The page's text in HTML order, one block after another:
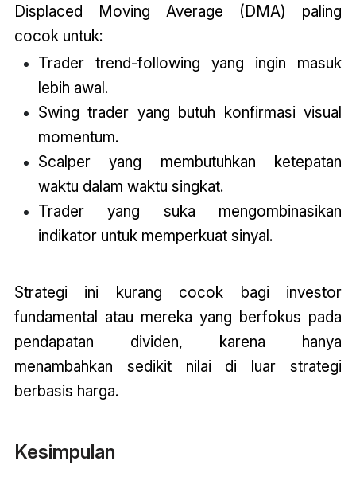
Displaced Moving Average (DMA) paling
cocok untuk:
Trader trend-following yang ingin masuk
lebih awal.
Swing trader yang butuh konfirmasi visual
momentum.
Scalper yang membutuhkan ketepatan
waktu dalam waktu singkat.
Trader yang suka mengombinasikan
indikator untuk memperkuat sinyal.
Strategi ini kurang cocok bagi investor
fundamental atau mereka yang berfokus pada
pendapatan dividen, karena hanya
menambahkan sedikit nilai di luar strategi
berbasis harga.
Kesimpulan